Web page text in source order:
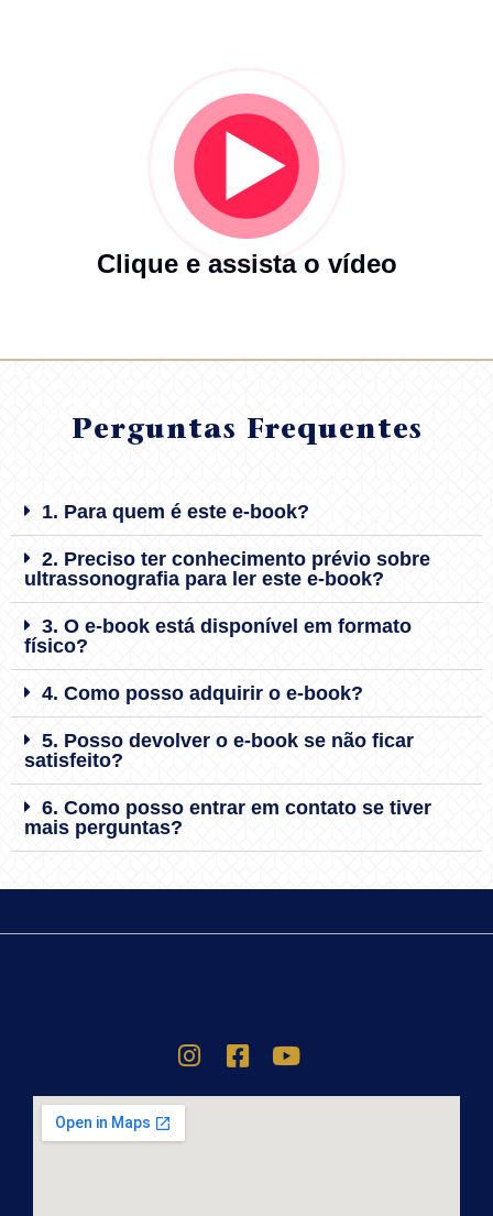
Clique e assista o vídeo
Perguntas Frequentes
1. Para quem é este e-book?
2. Preciso ter conhecimento prévio sobre
ultrassonografia para ler este e-book?
3. O e-book está disponível em formato
físico?
4. Como posso adquirir o e-book?
5. Posso devolver o e-book se não ficar
satisfeito?
6. Como posso entrar em contato se tiver
mais perguntas?